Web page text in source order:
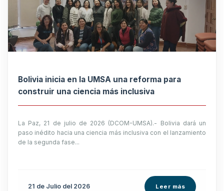
Bolivia inicia en la UMSA una reforma para
construir una ciencia más inclusiva
La Paz, 21 de julio de 2026 (DCOM-UMSA).- Bolivia dará un
paso inédito hacia una ciencia más inclusiva con el lanzamiento
de la segunda fase...
21 de Julio del 2026 Leer más